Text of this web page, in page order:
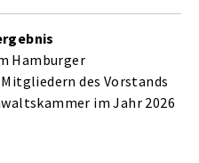
Hamburger
des Vorstands
im Jahr 2026